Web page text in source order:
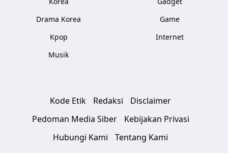
Drama Korea
Kpop
Musik
Game
Internet
Kode Etik Redaksi
Disclaimer
Pedoman Media Siber
Kebijakan Privasi
Hubungi Kami
Tentang Kami